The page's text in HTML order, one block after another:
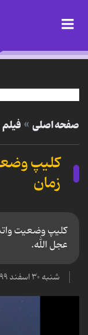
صفحه اصلی فیلم
کلیپ
زمان
کلیپ وضعیت
عجل الله.
شنبه ۳۰ اسفند ۱۳۹۹ - ۱۱:۲۶